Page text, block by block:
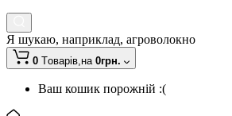
Я шукаю, наприклад, агроволокно
0 Tоварів,на 0грн.
Ваш кошик порожній :(